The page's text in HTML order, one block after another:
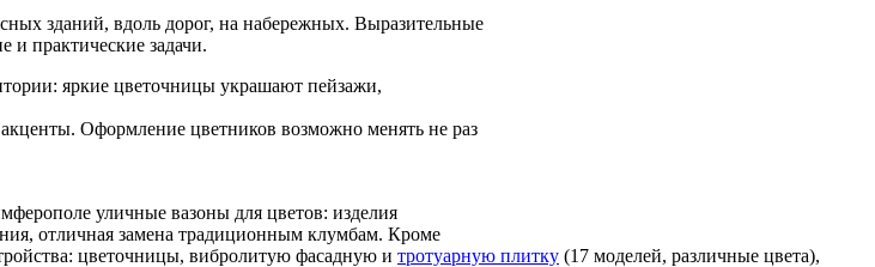
зданий, вдоль дорог, на набережных. Выразительные
и практические задачи.
яркие цветочницы украшают пейзажи,
Оформление цветников возможно менять не раз
уличные вазоны для цветов: изделия
отличная замена традиционным клумбам. Кроме
цветочницы, вибролитую фасадную и тротуарную плитку (17 моделей, различные цвета),